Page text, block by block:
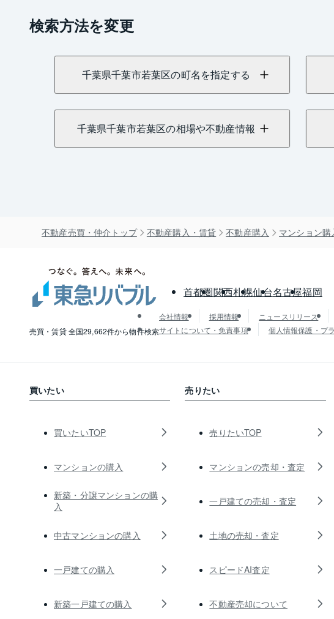
検索方法を変更
千葉県千葉市若葉区の町名を指定する
千葉県千葉市若葉区の相場や不動産情報
不動産売買・仲介トップ 不動産購入・賃貸 不動産購入 マンション購
売買・賃貸 全国29,662件から物件検索
首都圏関西札幌仙台名古屋福岡
会社情報 採用情報 ニュースリリース
サイトについて・免責事項
個人情報保護・プ
買いたい
買いたいTOP
マンションの購入
新築・分譲マンションの購
入
中古マンションの購入
一戸建ての購入
新築一戸建ての購入
売りたい
売りたいTOP
マンションの売却・査定
一戸建ての売却・査定
土地の売却・査定
スピードAI査定
不動産売却について